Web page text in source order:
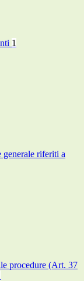
1
generale riferiti a
procedure (Art. 37